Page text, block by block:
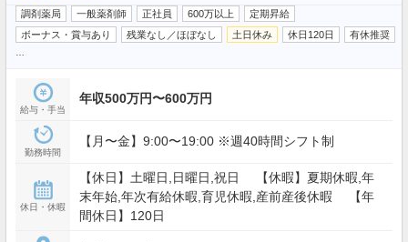
調剤薬局 一般薬剤師 正社員 600万以上
定期昇給
ボーナス・賞与あり
残業なし／ほぼなし 土日休み 休日120日 有休推奨
給与・手当
年収500万円〜600万円
勤務時間
【月〜金】9:00〜19:00 ※週40時間シフト制
休日・休暇
【休日】土曜日,日曜日,祝日 【休暇】夏期休暇,年
末年始,年次有給休暇,育児休暇,産前産後休暇 【年
間休日】120日